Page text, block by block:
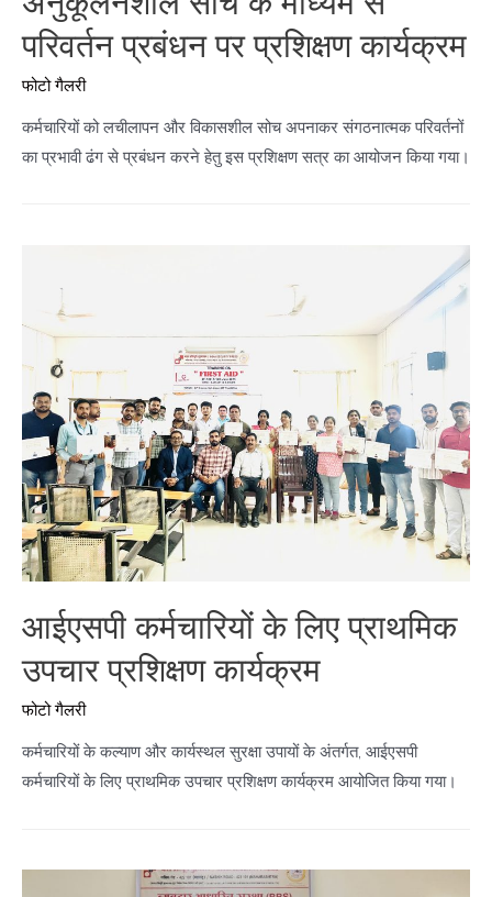
परिवर्तन प्रबंधन पर प्रशिक्षण कार्यक्रम
फोटो गैलरी
कर्मचारियों को लचीलापन और विकासशील सोच अपनाकर संगठनात्मक परिवर्तनों
का प्रभावी ढंग से प्रबंधन करने हेतु इस प्रशिक्षण सत्र का आयोजन किया गया।
आईएसपी कर्मचारियों के लिए प्राथमिक
उपचार प्रशिक्षण कार्यक्रम
फोटो गैलरी
कर्मचारियों के कल्याण और कार्यस्थल सुरक्षा उपायों के अंतर्गत, आईएसपी
कर्मचारियों के लिए प्राथमिक उपचार प्रशिक्षण कार्यक्रम आयोजित किया गया।